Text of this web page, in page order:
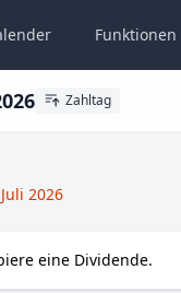
Funktionen
Zahltag
2026
eine Dividende.